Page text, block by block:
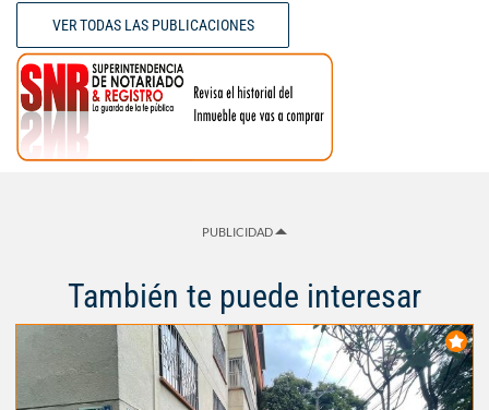
VER TODAS LAS PUBLICACIONES
PUBLICIDAD
También te puede interesar